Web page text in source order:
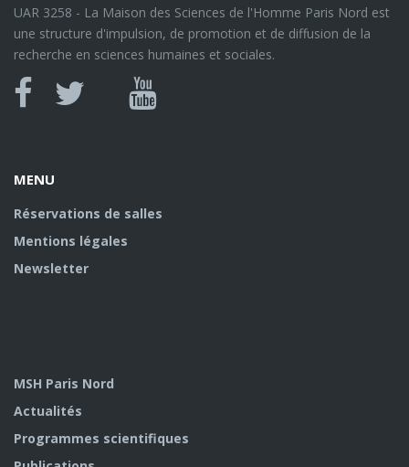
UAR 3258 - La Maison des Sciences de l'Homme Paris Nord est
une structure d'impulsion, de promotion et de diffusion de la
recherche en sciences humaines et sociales.
Canal
MENU
Réservations de salles
Mentions légales
Newsletter
MSH Paris Nord
Actualités
Programmes scientifiques